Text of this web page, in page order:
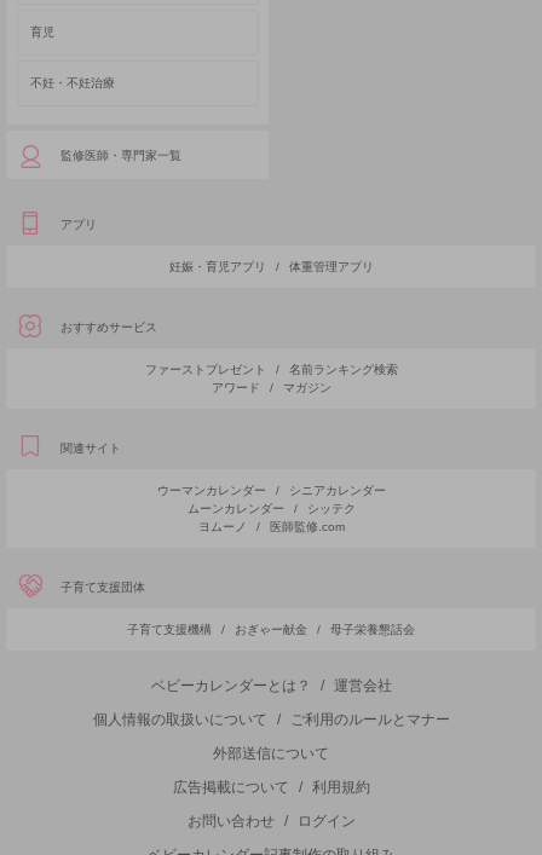
育児
不妊・不妊治療
監修医師・専門家一覧
アプリ
妊娠・育児アプリ / 体重管理アプリ
おすすめサービス
ファーストプレゼント /
名前ランキング検索
アワード
/ マガジン
関連サイト
ウーマンカレンダー /
シニアカレンダー
ムーンカレンダー
/
シッテク
ヨムーノ
/ 医師監修.com
子育て支援団体
子育て支援機構 / おぎゃー献金 / 母子栄養懇話会
ベビーカレンダーとは？ /
運営会社
個人情報の取扱いについて
/
ご利用のルールとマナー
外部送信について
広告掲載について
/
利用規約
お問い合わせ
/
ログイン